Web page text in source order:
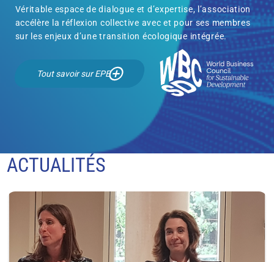
Véritable espace de dialogue et d’expertise, l’association
accélère la réflexion collective avec et pour ses membres
sur les enjeux d’une transition écologique intégrée.
Tout savoir sur EPE
ACTUALITÉS